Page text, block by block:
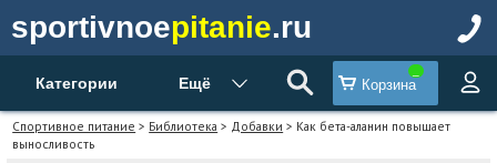
sportivnoepitanie.ru
Категории Ещё Корзина
Спортивное питание > Библиотека > Добавки > Как бета-аланин повышает
выносливость